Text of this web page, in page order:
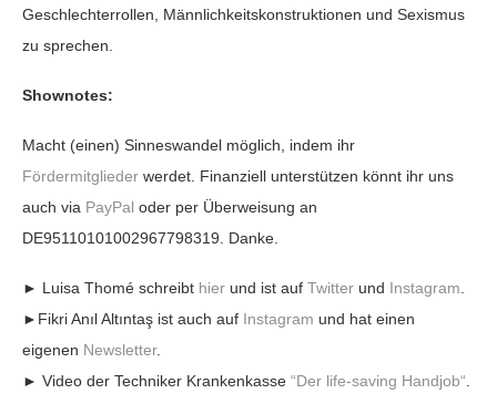
Geschlechterrollen, Männlichkeitskonstruktionen und Sexismus
zu sprechen.
Shownotes:
Macht (einen) Sinneswandel möglich, indem ihr
Fördermitglieder werdet. Finanziell unterstützen könnt ihr uns
auch via PayPal oder per Überweisung an
DE95110101002967798319. Danke.
► Luisa Thomé schreibt hier und ist auf Twitter und Instagram
►Fikri Anıl Altıntaş ist auch auf Instagram und hat einen
eigenen Newsletter.
► Video der Techniker Krankenkasse “Der life-saving Handjob“